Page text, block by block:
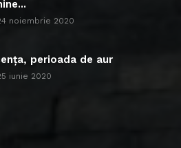
noiembrie 2020
perioada de aur
iunie 2020